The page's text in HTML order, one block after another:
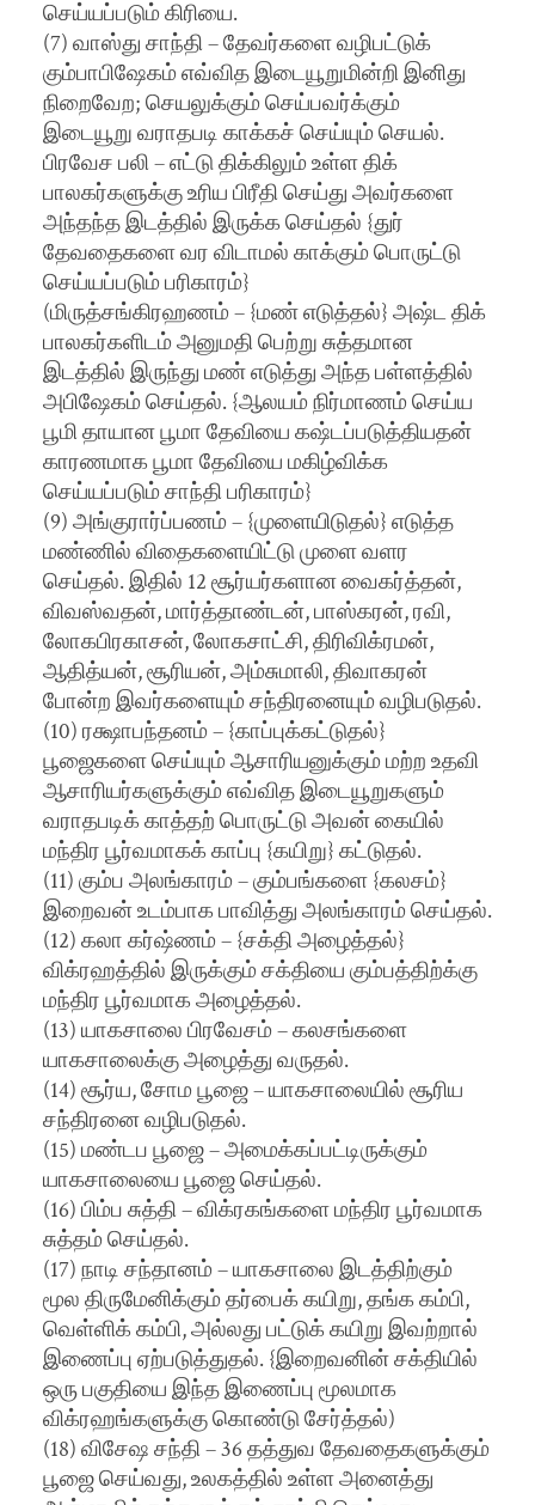
செய்யப்படும் கிரியை.
(7) வாஸ்து சாந்தி – தேவர்களை வழிபட்டுக்
கும்பாபிஷேகம் எவ்வித இடையூறுமின்றி இனிது
நிறைவேற; செயலுக்கும் செய்பவர்க்கும்
இடையூறு வராதபடி காக்கச் செய்யும் செயல்.
பிரவேச பலி – எட்டு திக்கிலும் உள்ள திக்
பாலகர்களுக்கு உரிய பிரீதி செய்து அவர்களை
அந்தந்த இடத்தில் இருக்க செய்தல் {துர்
தேவதைகளை வர விடாமல் காக்கும் பொருட்டு
செய்யப்படும் பரிகாரம்}
(மிருத்சங்கிரஹணம் – {மண் எடுத்தல்} அஷ்ட திக்
பாலகர்களிடம் அனுமதி பெற்று சுத்தமான
இடத்தில் இருந்து மண் எடுத்து அந்த பள்ளத்தில்
அபிஷேகம் செய்தல். {ஆலயம் நிர்மாணம் செய்ய
பூமி தாயான பூமா தேவியை கஷ்டப்படுத்தியதன்
காரணமாக பூமா தேவியை மகிழ்விக்க
செய்யப்படும் சாந்தி பரிகாரம்}
(9) அங்குரார்ப்பணம் – {முளையிடுதல்} எடுத்த
மண்ணில் விதைகளையிட்டு முளை வளர
செய்தல். இதில் 12 சூர்யர்களான வைகர்த்தன்,
விவஸ்வதன், மார்த்தாண்டன், பாஸ்கரன், ரவி,
லோகபிரகாசன், லோகசாட்சி, திரிவிக்ரமன்,
ஆதித்யன், சூரியன், அம்சுமாலி, திவாகரன்
போன்ற இவர்களையும் சந்திரனையும் வழிபடுதல்.
(10) ரக்ஷாபந்தனம் – {காப்புக்கட்டுதல்}
பூஜைகளை செய்யும் ஆசாரியனுக்கும் மற்ற உதவி
ஆசாரியர்களுக்கும் எவ்வித இடையூறுகளும்
வராதபடிக் காத்தற் பொருட்டு அவன் கையில்
மந்திர பூர்வமாகக் காப்பு {கயிறு} கட்டுதல்.
(11) கும்ப அலங்காரம் – கும்பங்களை {கலசம்}
இறைவன் உடம்பாக பாவித்து அலங்காரம் செய்தல்.
(12) கலா கர்ஷ்ணம் – {சக்தி அழைத்தல்}
விக்ரஹத்தில் இருக்கும் சக்தியை கும்பத்திற்க்கு
மந்திர பூர்வமாக அழைத்தல்.
(13) யாகசாலை பிரவேசம் – கலசங்களை
யாகசாலைக்கு அழைத்து வருதல்.
(14) சூர்ய, சோம பூஜை – யாகசாலையில் சூரிய
சந்திரனை வழிபடுதல்.
(15) மண்டப பூஜை – அமைக்கப்பட்டிருக்கும்
யாகசாலையை பூஜை செய்தல்.
(16) பிம்ப சுத்தி – விக்ரகங்களை மந்திர பூர்வமாக
சுத்தம் செய்தல்.
(17) நாடி சந்தானம் – யாகசாலை இடத்திற்கும்
மூல திருமேனிக்கும் தர்பைக் கயிறு, தங்க கம்பி,
வெள்ளிக் கம்பி, அல்லது பட்டுக் கயிறு இவற்றால்
இணைப்பு ஏற்படுத்துதல். {இறைவனின் சக்தியில்
ஒரு பகுதியை இந்த இணைப்பு மூலமாக
விக்ரஹங்களுக்கு கொண்டு சேர்த்தல்)
(18) விசேஷ சந்தி – 36 தத்துவ தேவதைகளுக்கும்
பூஜை செய்வது, உலகத்தில் உள்ள அனைத்து